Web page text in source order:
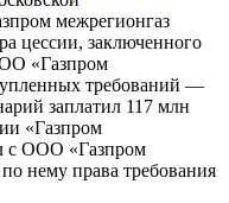
межрегионгаз
цессии, заключенного
«Газпром
требований —
заплатил 117 млн
«Газпром
с ООО «Газпром
нему права требования